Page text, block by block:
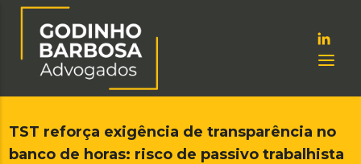
TST reforça exigência de transparência no
banco de horas: risco de passivo trabalhista